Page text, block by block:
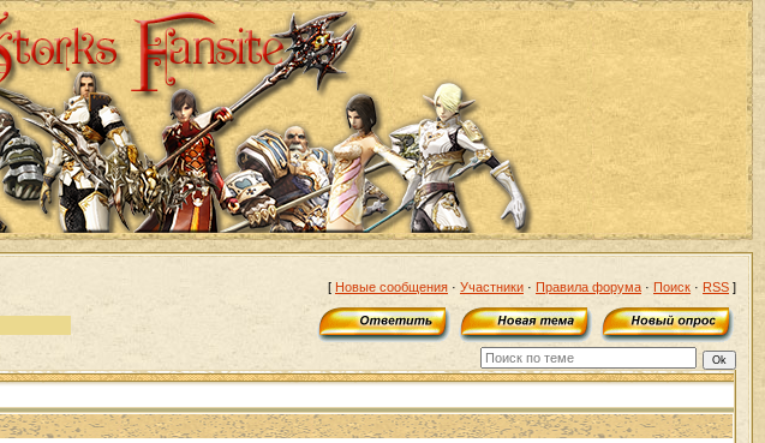
[ Новые сообщения · Участники · Правила форума · Поиск · RSS ]